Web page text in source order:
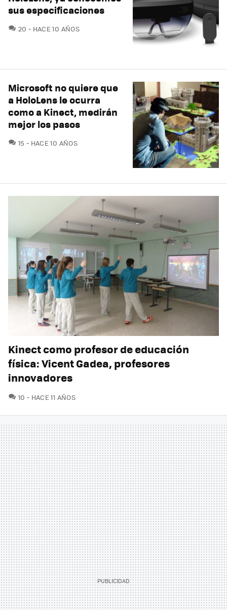
sus especificaciones
20 COMENTARIOS
HACE 10 AÑOS
Microsoft no quiere que
a HoloLens le ocurra
como a Kinect, medirán
mejor los pasos
15 COMENTARIOS
HACE 10 AÑOS
Kinect como profesor de educación
física: Vicent Gadea, profesores
innovadores
10 COMENTARIOS
HACE 11 AÑOS